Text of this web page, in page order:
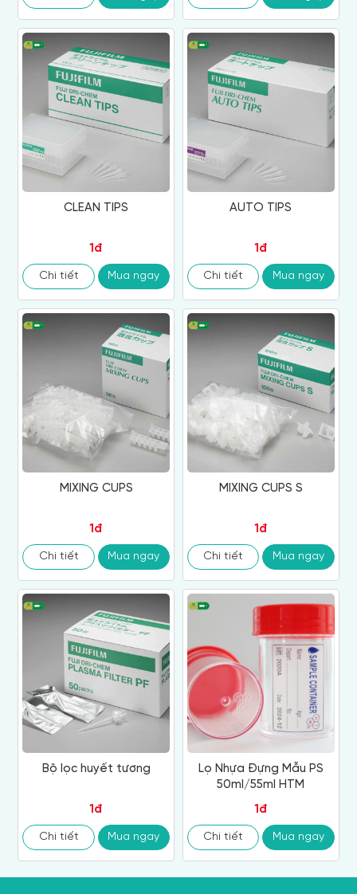
CLEAN TIPS
1đ
Chi tiết Mua ngay
AUTO TIPS
1đ
Chi tiết Mua ngay
MIXING CUPS
1đ
Chi tiết Mua ngay
MIXING CUPS S
1đ
Chi tiết Mua ngay
Bộ lọc huyết tương
1đ
Chi tiết Mua ngay
Lọ Nhựa Đựng Mẫu PS
50ml/55ml HTM
1đ
Chi tiết Mua ngay